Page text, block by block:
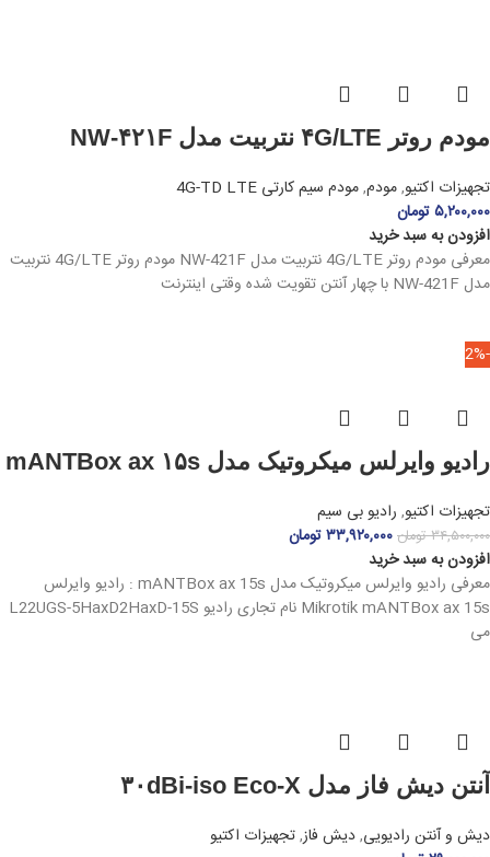
مودم روتر ۴G/LTE نتربیت مدل NW-۴۲۱F
تجهیزات اکتیو,مودم,مودم سیم کارتی 4G-TD LTE
۵,۲۰۰,۰۰۰تومان
افزودن به سبد خرید
معرفی مودم روتر 4G/LTE نتربیت مدل NW-421F مودم روتر 4G/LTE نتربیت
مدل NW-421F با چهار آنتن تقویت‌ شده وقتی اینترنت
-2%
رادیو وایرلس میکروتیک مدل mANTBox ax ۱۵s
تجهیزات اکتیو, رادیو بی سیم
۳۴,۵۰۰,۰۰۰تومان۳۳,۹۲۰,۰۰۰تومان
افزودن به سبد خرید
معرفی رادیو وایرلس میکروتیک مدل mANTBox ax 15s : رادیو وایرلس
Mikrotik mANTBox ax 15s نام تجاری رادیو L22UGS-5HaxD2HaxD-15S
می
آنتن دیش فاز مدل ۳۰dBi-iso Eco-X
دیش و آنتن رادیویی,دیش فاز,تجهیزات اکتیو